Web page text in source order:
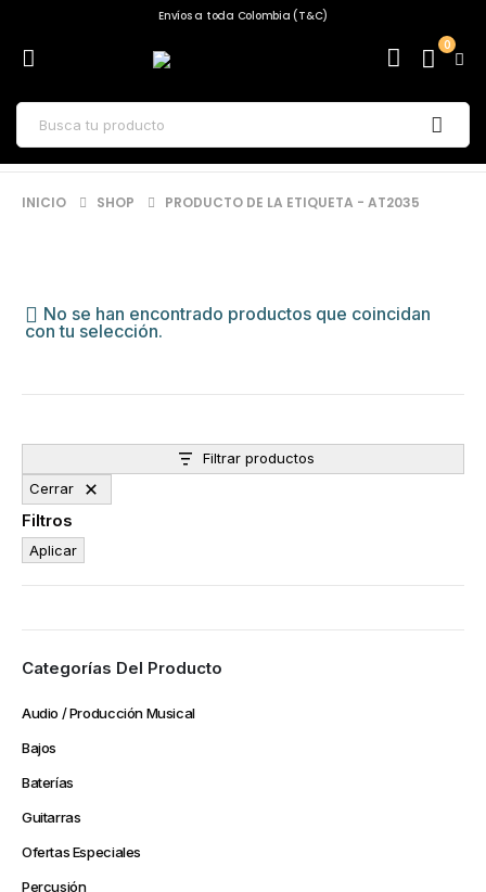
Envíos a toda Colombia (T&C)
0
INICIO SHOP PRODUCTO DE LA ETIQUETA - AT2035
No se han encontrado productos que coincidan
con tu selección.
Filtrar productos
Cerrar
Filtros
Aplicar
Categorías Del Producto
Audio / Producción Musical
Bajos
Baterías
Guitarras
Ofertas Especiales
Percusión